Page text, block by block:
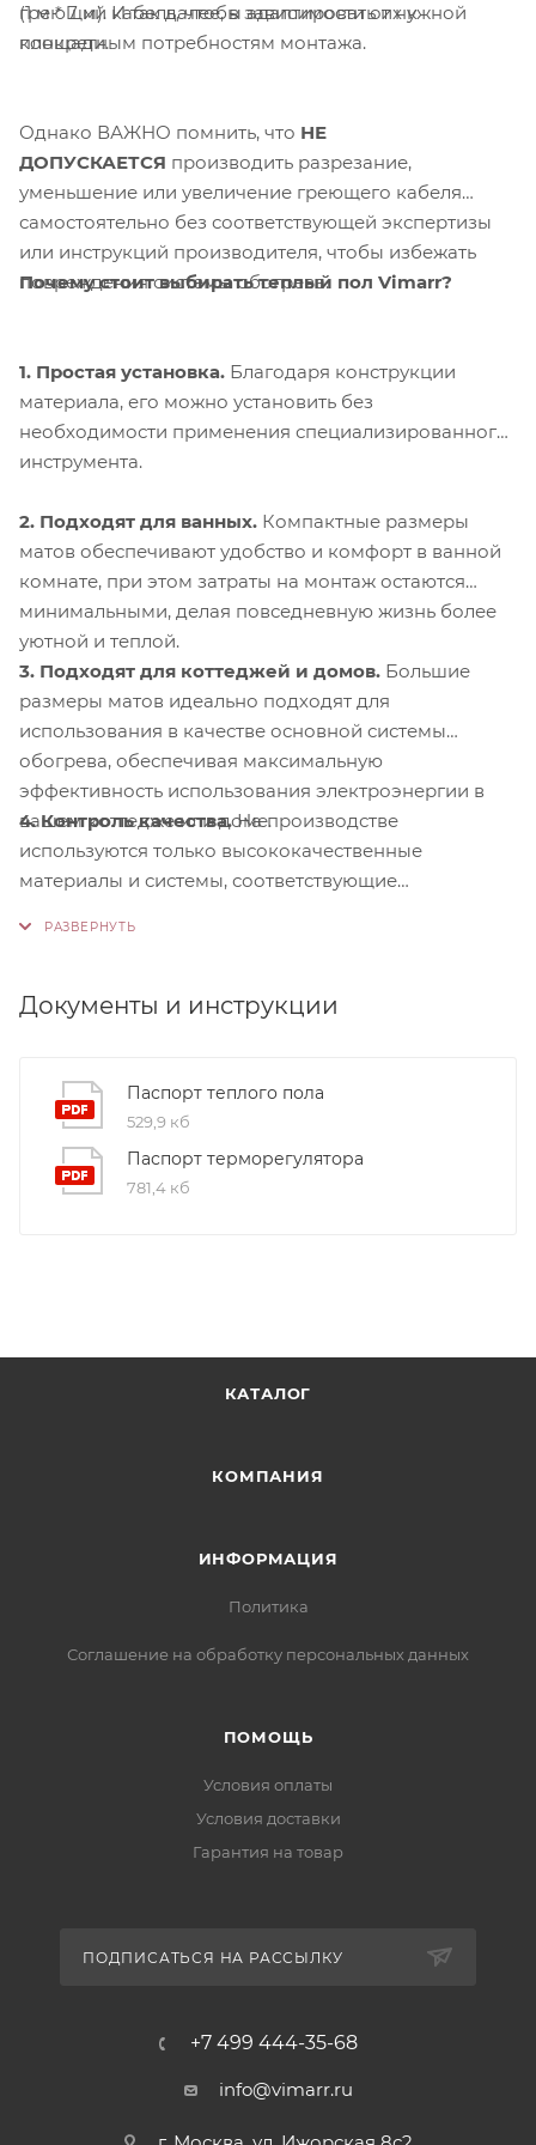
(1 м * 7 м). И так далее, в зависимости от нужной
площади.
греющий кабель, чтобы адаптировать их к
конкретным потребностям монтажа.
Однако ВАЖНО помнить, что НЕ
ДОПУСКАЕТСЯ производить разрезание,
уменьшение или увеличение греющего кабеля
самостоятельно без соответствующей экспертизы
или инструкций производителя, чтобы избежать
повреждения системы обогрева.
Почему стоит выбирать теплый пол Vimarr?
1. Простая установка. Благодаря конструкции
материала, его можно установить без
необходимости применения специализированного
инструмента.
2. Подходят для ванных. Компактные размеры
матов обеспечивают удобство и комфорт в ванной
комнате, при этом затраты на монтаж остаются
минимальными, делая повседневную жизнь более
уютной и теплой.
3. Подходят для коттеджей и домов. Большие
размеры матов идеально подходят для
использования в качестве основной системы
обогрева, обеспечивая максимальную
эффективность использования электроэнергии в
вашем коттедже или доме.
4. Контроль качества.На производстве
используются только высококачественные
материалы и системы, соответствующие
Документы и инструкции
Паспорт теплого пола
529,9 кб
Паспорт терморегулятора
781,4 кб
КАТАЛОГ
КОМПАНИЯ
ИНФОРМАЦИЯ
Политика
Соглашение на обработку персональных данных
ПОМОЩЬ
Условия оплаты
Условия доставки
Гарантия на товар
ПОДПИСАТЬСЯ НА РАССЫЛКУ
+7 499 444-35-68
info@vimarr.ru